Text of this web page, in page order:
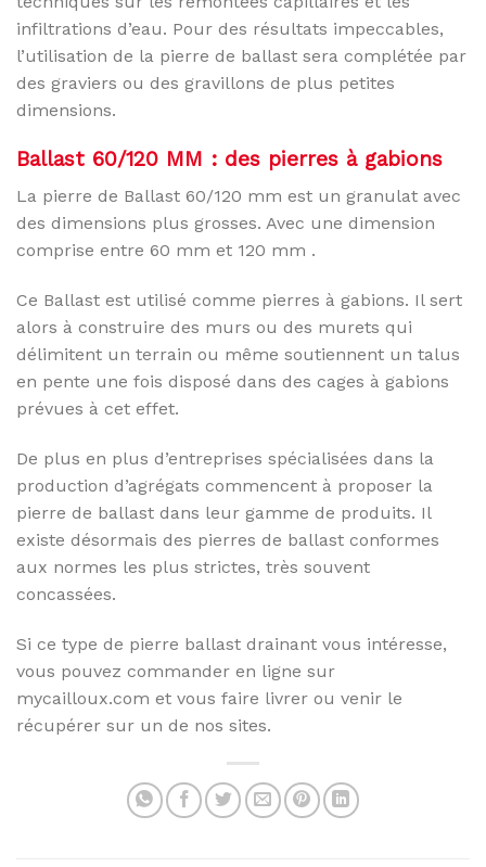
infiltrations d’eau. Pour des résultats impeccables,
l’utilisation de la pierre de ballast sera complétée par
des graviers ou des gravillons de plus petites
dimensions.
Ballast 60/120 MM : des pierres à gabions
La pierre de Ballast 60/120 mm est un granulat avec
des dimensions plus grosses. Avec une dimension
comprise entre 60 mm et 120 mm .
Ce Ballast est utilisé comme pierres à gabions. Il sert
alors à construire des murs ou des murets qui
délimitent un terrain ou même soutiennent un talus
en pente une fois disposé dans des cages à gabions
prévues à cet effet.
De plus en plus d’entreprises spécialisées dans la
production d’agrégats commencent à proposer la
pierre de ballast dans leur gamme de produits. Il
existe désormais des pierres de ballast conformes
aux normes les plus strictes, très souvent
concassées.
Si ce type de pierre ballast drainant vous intéresse,
vous pouvez commander en ligne sur
mycailloux.com et vous faire livrer ou venir le
récupérer sur un de nos sites.